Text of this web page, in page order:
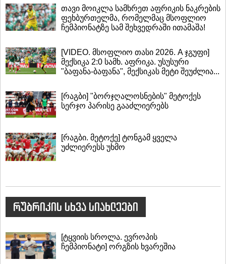
თავი მოიკლა სამხრეთ აფრიკის ნაკრების
ფეხბურთელმა, რომელმაც მსოფლიო
ჩემპიონატზე სამ შეხვედრაში ითამაშა!
[VIDEO. მსოფლიო თასი 2026. A ჯგუფი]
მექსიკა 2:0 სამხ. აფრიკა. უსუსური
"ბაფანა-ბაფანა", მექსიკას მეტი შეუძლია...
[რაგბი] "ბორჯღალოსნების" მეტოქეს
სერჯო პარისე გააძლიერებს
[რაგბი. მეტოქე] ტონგამ ყველა
უძლიერესს უხმო
რუბრიკის სხვა სიახლეები
[ტყვიის სროლა. ევროპის
ჩემპიონატი] ორგზის ხვარეშია